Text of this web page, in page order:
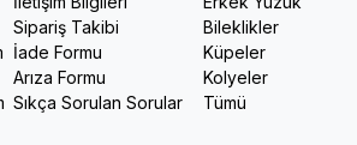
Sipariş Takibi
İade Formu
Arıza Formu
Sıkça Sorulan Sorular
Bileklikler
Küpeler
Kolyeler
Tümü